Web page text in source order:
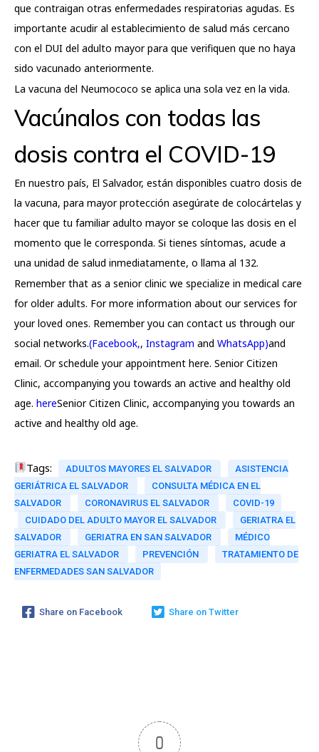
que contraigan otras enfermedades respiratorias agudas. Es
importante acudir al establecimiento de salud más cercano
con el DUI del adulto mayor para que verifiquen que no haya
sido vacunado anteriormente.
La vacuna del Neumococo se aplica una sola vez en la vida.
Vacúnalos con todas las
dosis contra el COVID-19
En nuestro país, El Salvador, están disponibles cuatro dosis de
la vacuna, para mayor protección asegúrate de colocártelas y
hacer que tu familiar adulto mayor se coloque las dosis en el
momento que le corresponda. Si tienes síntomas, acude a
una unidad de salud inmediatamente, o llama al 132.
Remember that as a senior clinic we specialize in medical care
for older adults. For more information about our services for
your loved ones. Remember you can contact us through our
social networks.(Facebook,, Instagram and WhatsApp)and
email. Or schedule your appointment here. Senior Citizen
Clinic, accompanying you towards an active and healthy old
age. hereSenior Citizen Clinic, accompanying you towards an
active and healthy old age.
Tags: ADULTOS MAYORES EL SALVADOR
ASISTENCIA
GERIÁTRICA EL SALVADOR
CONSULTA MÉDICA EN EL
SALVADOR
CORONAVIRUS EL SALVADOR
COVID-19
CUIDADO DEL ADULTO MAYOR EL SALVADOR
GERIATRA EL
SALVADOR
GERIATRA EN SAN SALVADOR
MÉDICO
GERIATRA EL SALVADOR
PREVENCIÓN
TRATAMIENTO DE
ENFERMEDADES SAN SALVADOR
Share on Facebook Share on Twitter
0